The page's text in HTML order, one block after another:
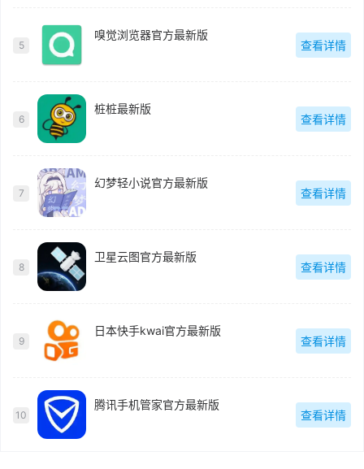
5
嗅觉浏览器官方最新版
查看详情
6
桩桩最新版
查看详情
7
幻梦轻小说官方最新版
查看详情
8
卫星云图官方最新版
查看详情
9
日本快手kwai官方最新版
查看详情
10
腾讯手机管家官方最新版
查看详情